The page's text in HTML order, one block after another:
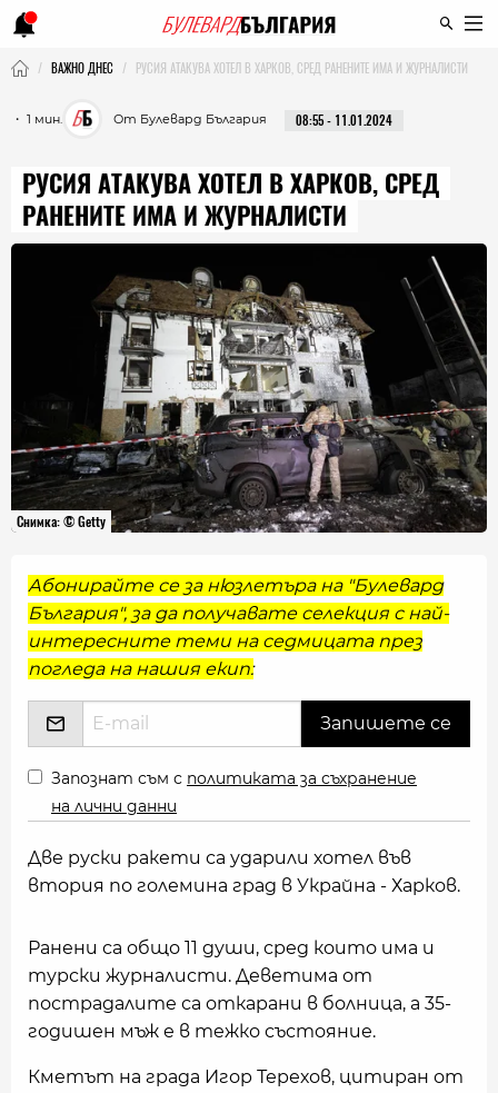
ВАЖНО ДНЕС РУСИЯ АТАКУВА ХОТЕЛ В ХАРКОВ, СРЕД РАНЕНИТЕ ИМА И ЖУРНАЛИСТИ
・ 1 мин. От Булевард България 08:55 - 11.01.2024
РУСИЯ АТАКУВА ХОТЕЛ В ХАРКОВ, СРЕД
РАНЕНИТЕ ИМА И ЖУРНАЛИСТИ
Снимка: © Getty
Абонирайте се за нюзлетъра на "Булевард
България", за да получавате селекция с най-
интересните теми на седмицата през
погледа на нашия екип:
Запознат съм с политиката за съхранение
на лични данни
Две руски ракети са ударили хотел във
втория по големина град в Украйна - Харков.
Ранени са общо 11 души, сред които има и
турски журналисти. Деветима от
пострадалите са откарани в болница, а 35-
годишен мъж е в тежко състояние.
Кметът на града Игор Терехов, цитиран от